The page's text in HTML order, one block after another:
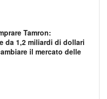
Tamron:
da 1,2 miliardi di dollari
il mercato delle